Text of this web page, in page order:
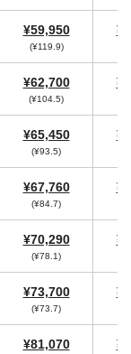
¥59,950
(¥119.9)
¥62,700
(¥104.5)
¥65,450
(¥93.5)
¥67,760
(¥84.7)
¥70,290
(¥78.1)
¥73,700
(¥73.7)
¥81,070